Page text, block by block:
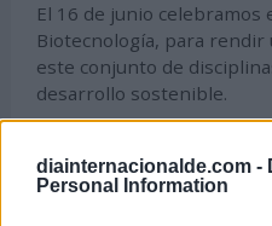
diainternacionalde.com -
Personal Information
El 16 de junio celebramos
Biotecnología, para
este conjunto de
desarrollo sostenible.
Día Mundial del Wi-Fi